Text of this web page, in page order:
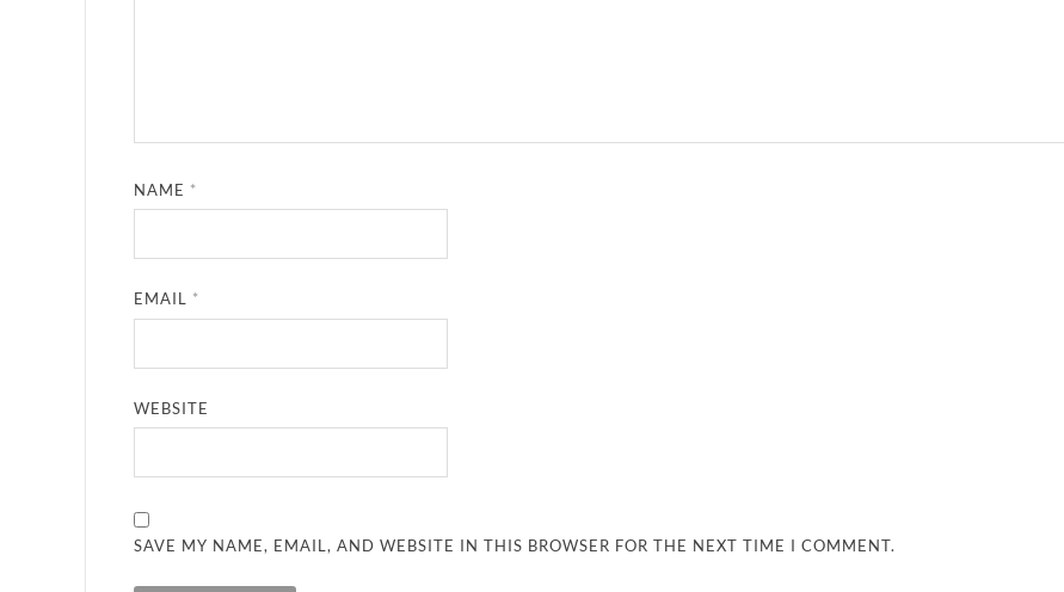
NAME *
EMAIL *
WEBSITE
SAVE MY NAME, EMAIL, AND WEBSITE IN THIS BROWSER FOR THE NEXT TIME I COMMENT.